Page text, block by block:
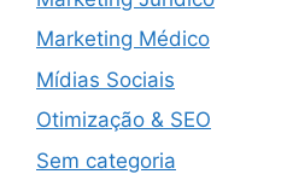
Marketing Médico
Mídias Sociais
Otimização & SEO
Sem categoria